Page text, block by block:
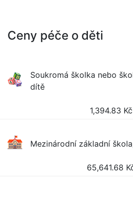
Ceny péče o děti
Soukromá školka nebo
dítě
1,394.83 Kč
Mezinárodní základní
65,641.68